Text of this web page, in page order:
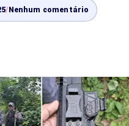
/Nenhum comentário